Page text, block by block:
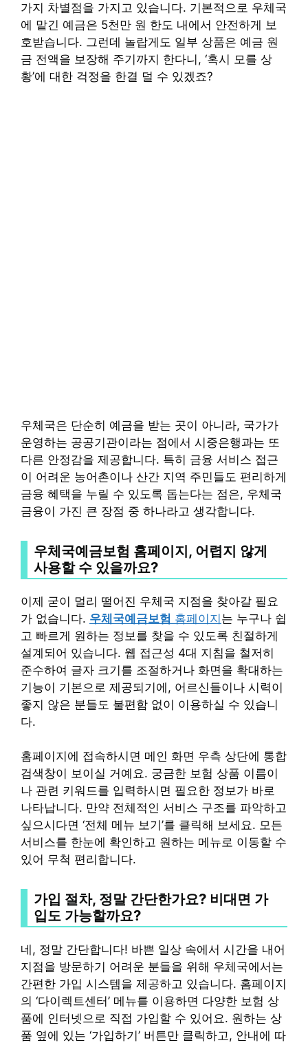
가지 차별점을 가지고 있습니다. 기본적으로 우체국
에 맡긴 예금은 5천만 원 한도 내에서 안전하게 보
호받습니다. 그런데 놀랍게도 일부 상품은 예금 원
금 전액을 보장해 주기까지 한다니, ‘혹시 모를 상
황’에 대한 걱정을 한결 덜 수 있겠죠?
우체국은 단순히 예금을 받는 곳이 아니라, 국가가
운영하는 공공기관이라는 점에서 시중은행과는 또
다른 안정감을 제공합니다. 특히 금융 서비스 접근
이 어려운 농어촌이나 산간 지역 주민들도 편리하게
금융 혜택을 누릴 수 있도록 돕는다는 점은, 우체국
금융이 가진 큰 장점 중 하나라고 생각합니다.
우체국예금보험 홈페이지, 어렵지 않게
사용할 수 있을까요?
이제 굳이 멀리 떨어진 우체국 지점을 찾아갈 필요
가 없습니다. 우체국예금보험 홈페이지는 누구나 쉽
고 빠르게 원하는 정보를 찾을 수 있도록 친절하게
설계되어 있습니다. 웹 접근성 4대 지침을 철저히
준수하여 글자 크기를 조절하거나 화면을 확대하는
기능이 기본으로 제공되기에, 어르신들이나 시력이
좋지 않은 분들도 불편함 없이 이용하실 수 있습니
다.
홈페이지에 접속하시면 메인 화면 우측 상단에 통합
검색창이 보이실 거예요. 궁금한 보험 상품 이름이
나 관련 키워드를 입력하시면 필요한 정보가 바로
나타납니다. 만약 전체적인 서비스 구조를 파악하고
싶으시다면 ‘전체 메뉴 보기’를 클릭해 보세요. 모든
서비스를 한눈에 확인하고 원하는 메뉴로 이동할 수
있어 무척 편리합니다.
가입 절차, 정말 간단한가요? 비대면 가
입도 가능할까요?
네, 정말 간단합니다! 바쁜 일상 속에서 시간을 내어
지점을 방문하기 어려운 분들을 위해 우체국에서는
간편한 가입 시스템을 제공하고 있습니다. 홈페이지
의 ‘다이렉트센터’ 메뉴를 이용하면 다양한 보험 상
품에 인터넷으로 직접 가입할 수 있어요. 원하는 상
품 옆에 있는 ‘가입하기’ 버튼만 클릭하고, 안내에 따